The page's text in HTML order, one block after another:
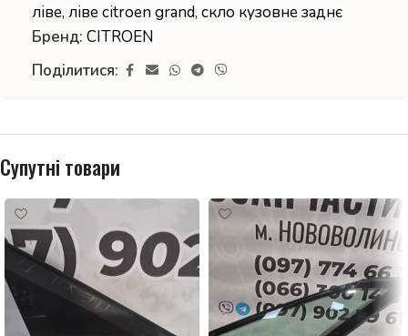
ліве, ліве citroen grand, скло кузовне заднє
Бренд: CITROEN
Поділитися:
Супутні товари